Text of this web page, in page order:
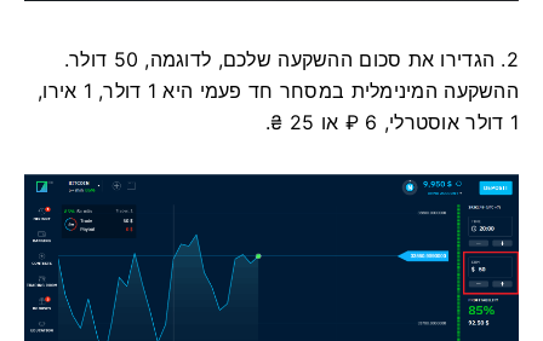
2. הגדירו את סכום ההשקעה שלכם, לדוגמה, 50 דולר.
ההשקעה המינימלית במסחר חד פעמי היא 1 דולר, 1 אירו,
1 דולר אוסטרלי, 6 ₽ או 25 ₴.